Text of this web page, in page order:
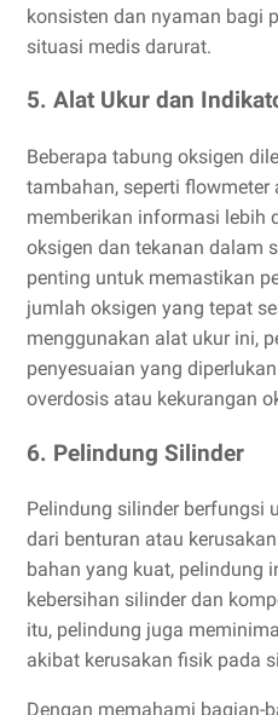
konsisten dan nyaman bagi
situasi medis darurat.
5. Alat Ukur dan
Beberapa tabung oksigen
tambahan, seperti flowmeter
memberikan informasi lebih
oksigen dan tekanan dalam
penting untuk memastikan
jumlah oksigen yang tepat
menggunakan alat ukur ini,
penyesuaian yang
overdosis atau kekurangan
6. Pelindung Silinder
Pelindung silinder berfungsi
dari benturan atau
bahan yang kuat, pelindung
kebersihan silinder dan
itu, pelindung juga
akibat kerusakan fisik pada
Dengan memahami bagian-